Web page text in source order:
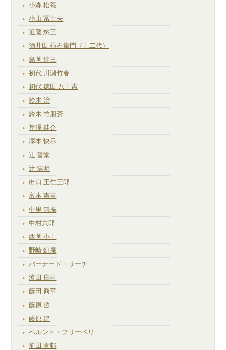
小森 松菴
小山 冨士夫
近藤 悠三
酒井田 柿右衛門（十二代）
島岡 達三
初代 川瀬竹春
初代 徳田 八十吉
鈴木 治
鈴木 竹朋斎
芹澤 銈介
塚本 快示
辻 晉堂
辻 清明
出口 王仁三郎
富本 憲吉
中里 無庵
中村六郎
西岡 小十
野崎 幻庵
バーナード・リーチ
濱田 庄司
藤田 喬平
藤原 啓
藤原 建
ベルント・フリーベリ
前田 青邨